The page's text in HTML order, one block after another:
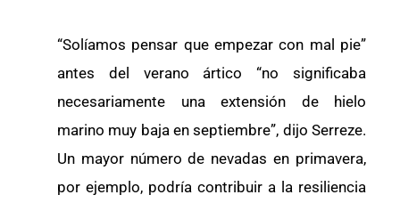
“Solíamos pensar que empezar con mal pie”
antes del verano ártico “no significaba
necesariamente una extensión de hielo
marino muy baja en septiembre”, dijo Serreze.
Un mayor número de nevadas en primavera,
por ejemplo, podría contribuir a la resiliencia